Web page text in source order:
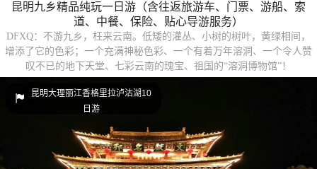
昆明九乡精品纯玩一日游（含往返旅游车、门票、游船、索
道、中餐、保险、贴心导游服务）
DFXQ：不游九乡，枉来云南。低矮的灌丛、小树的树叶，黄绿相间，
增添了它的色彩；一个充满神秘色彩、一个有着万年溶洞、一个令人赞
叹不已的地下天堂、七彩云南的瑰宝、祖国的“溶洞博物馆”！
昆明大理丽江香格里拉泸沽湖10
日游